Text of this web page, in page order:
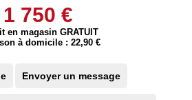
1 750 €
en magasin GRATUIT
à domicile : 22,90 €
Envoyer un message